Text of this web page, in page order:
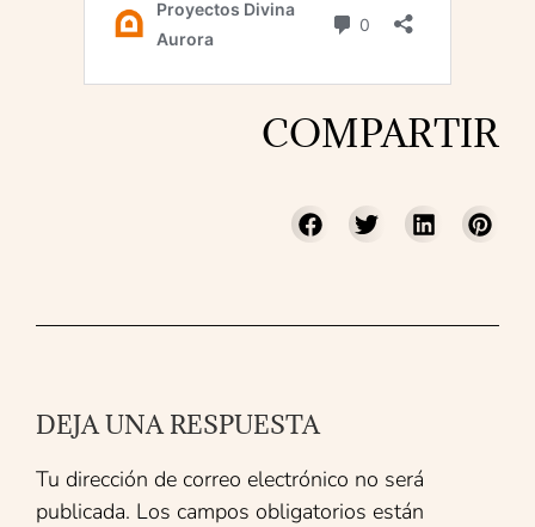
COMPARTIR
DEJA UNA RESPUESTA
Tu dirección de correo electrónico no será
publicada. Los campos obligatorios están